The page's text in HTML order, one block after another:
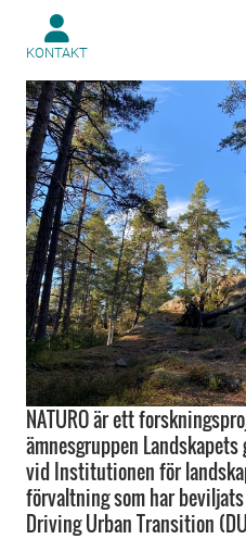
KONTAKT
NATURO är ett
ämnesgruppen
vid Institutionen för
förvaltning som har
Driving Urban Transition